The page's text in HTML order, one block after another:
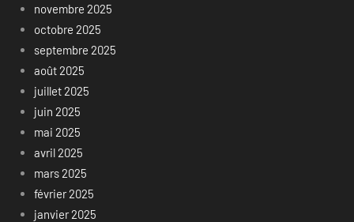
novembre 2025
octobre 2025
septembre 2025
août 2025
juillet 2025
juin 2025
mai 2025
avril 2025
mars 2025
février 2025
janvier 2025